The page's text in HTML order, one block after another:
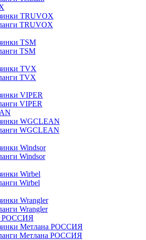
TRUVOX
TRUVOX
TSM
TSM
TVX
TVX
VIPER
VIPER
WGCLEAN
WGCLEAN
Windsor
Windsor
Wirbel
Wirbel
Wrangler
Wrangler
РОССИЯ
Метлана РОССИЯ
Метлана РОССИЯ